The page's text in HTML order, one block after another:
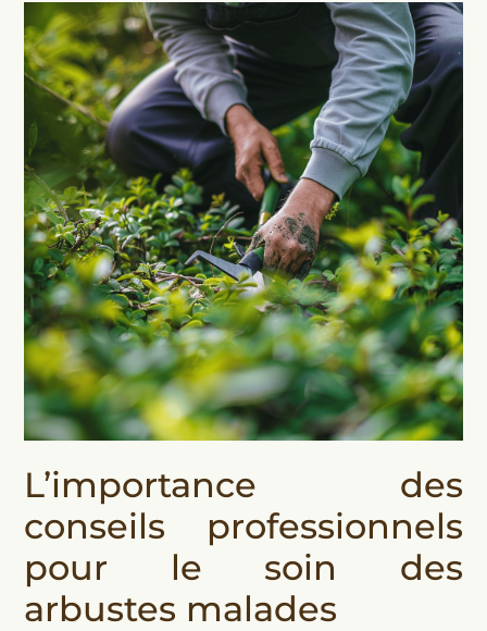
L’importance des
conseils professionnels
pour le soin des
arbustes malades